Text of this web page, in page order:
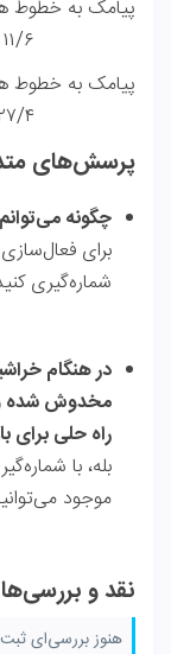
پیامک
پیامک
پرسش‌های
چگونه
برای
شماره‌گیری
در هنگام
مخدوش شده و
راه حلی برای
بله، با
موجود
نقد و بررسی‌ها
هنوز بررسی‌ای